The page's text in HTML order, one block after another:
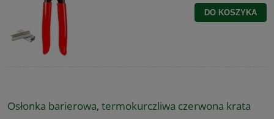
DO KOSZYKA
Osłonka barierowa, termokurczliwa czerwona krata